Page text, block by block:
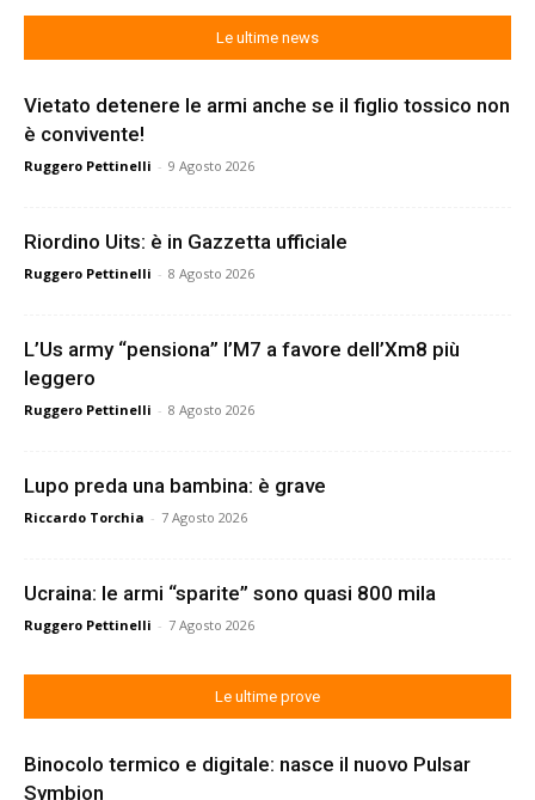
Le ultime news
Vietato detenere le armi anche se il figlio tossico non
è convivente!
Ruggero Pettinelli - 9 Agosto 2026
Riordino Uits: è in Gazzetta ufficiale
Ruggero Pettinelli - 8 Agosto 2026
L’Us army “pensiona” l’M7 a favore dell’Xm8 più
leggero
Ruggero Pettinelli - 8 Agosto 2026
Lupo preda una bambina: è grave
Riccardo Torchia - 7 Agosto 2026
Ucraina: le armi “sparite” sono quasi 800 mila
Ruggero Pettinelli - 7 Agosto 2026
Le ultime prove
Binocolo termico e digitale: nasce il nuovo Pulsar
Symbion